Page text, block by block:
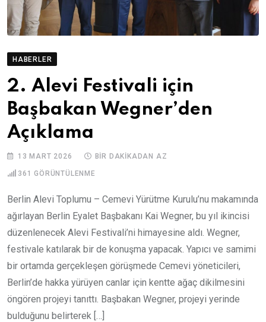
HABERLER
2. Alevi Festivali için
Başbakan Wegner’den
Açıklama
13 MART 2026 BIR DAKIKADAN AZ
361 GÖRÜNTÜLENME
Berlin Alevi Toplumu – Cemevi Yürütme Kurulu’nu makamında
ağırlayan Berlin Eyalet Başbakanı Kai Wegner, bu yıl ikincisi
düzenlenecek Alevi Festivali’ni himayesine aldı. Wegner,
festivale katılarak bir de konuşma yapacak. Yapıcı ve samimi
bir ortamda gerçekleşen görüşmede Cemevi yöneticileri,
Berlin’de hakka yürüyen canlar için kentte ağaç dikilmesini
öngören projeyi tanıttı. Başbakan Wegner, projeyi yerinde
bulduğunu belirterek […]